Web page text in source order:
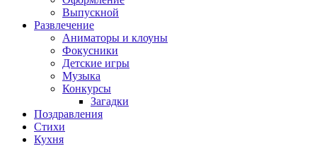
Выпускной
Развлечение
Аниматоры и клоуны
Фокусники
Детские игры
Музыка
Конкурсы
Загадки
Поздравления
Стихи
Кухня